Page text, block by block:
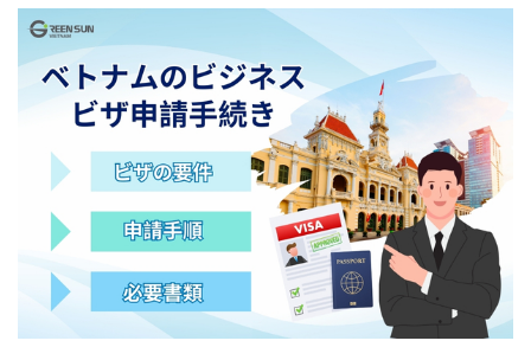
2.2. 商用ビザ ベトナムの申請手順
2.2.1. 海外のベトナム大使館・領事館で申請する
場合
2.2.2. ベトナムの空港で商用ビザを受領する場合
3. 2025年最新｜商用ビザ ベトナムに関する重要な注意
点
3.1. 商用ビザ ベトナムで就労は可能か？
3.2. Visa DNから始める ベトナム 長期滞在 方法
3.3. 商用ビザ ベトナム申請を円滑に進めるためのポイ
ント
よくある質問（FAQ）